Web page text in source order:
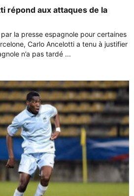
répond aux attaques de la
la presse espagnole pour certaines
Carlo Ancelotti a tenu à justifier
n’a pas tardé ...